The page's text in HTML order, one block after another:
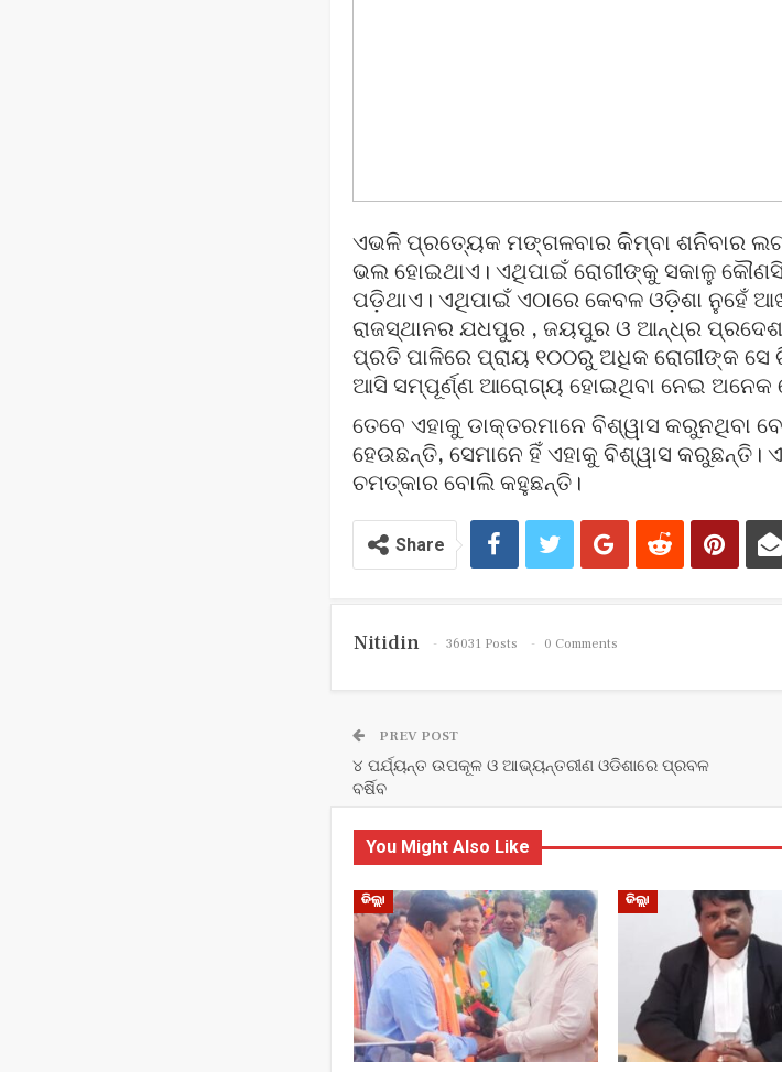
ଏଭଳି ପ୍ରତ୍ୟେକ ମଙ୍ଗଳବାର କିମ୍ବା ଶନିବାର
ଭଲ ହୋଇଥାଏ। ଏଥିପାଇଁ ରୋଗୀଙ୍କୁ ସକାଳୁ
ପଡ଼ିଥାଏ। ଏଥିପାଇଁ ଏଠାରେ କେବଳ ଓଡ଼ିଶା
ରାଜସ୍ଥାନର ଯଧପୁର , ଜୟପୁର ଓ ଆନ୍ଧ୍ର
ପ୍ରତି ପାଳିରେ ପ୍ରାୟ ୧୦୦ରୁ ଅଧିକ ରୋଗୀଙ୍କ ସେ
ଆସି ସମ୍ପୂର୍ଣ୍ଣ ଆରୋଗ୍ୟ ହୋଇଥିବା ନେଇ ଅନେକ
ତେବେ ଏହାକୁ ଡାକ୍ତରମାନେ ବିଶ୍ୱାସ କରୁନଥିବା
ହେଉଛନ୍ତି, ସେମାନେ ହିଁ ଏହାକୁ ବିଶ୍ୱାସ କରୁଛନ୍ତି।
ଚମତ୍କାର ବୋଲି କହୁଛନ୍ତି।
Share
Nitidin 36031 Posts 0 Comments
PREV POST
୪ ପର୍ଯ୍ୟନ୍ତ ଉପକୂଳ ଓ ଆଭ୍ୟନ୍ତରୀଣ ଓଡିଶାରେ ପ୍ରବଳ
ବର୍ଷିବ
You Might Also Like
ଜିଲ୍ଲା ଜିଲ୍ଲା